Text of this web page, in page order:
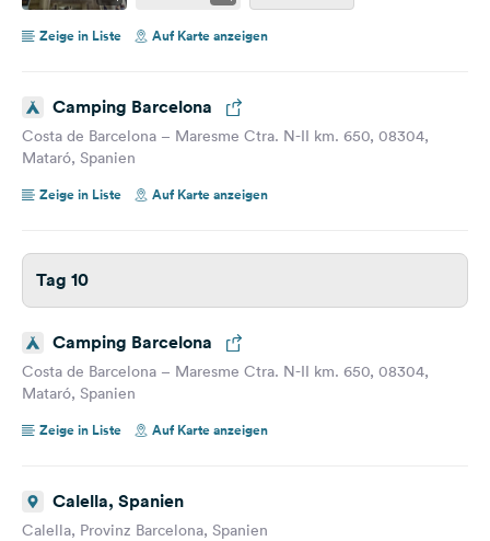
Zeige in Liste Auf Karte anzeigen
Camping Barcelona
Costa de Barcelona – Maresme Ctra. N-II km. 650, 08304,
Mataró, Spanien
Zeige in Liste
Auf Karte anzeigen
Tag 10
Camping Barcelona
Costa de Barcelona – Maresme Ctra. N-II km. 650, 08304,
Mataró, Spanien
Zeige in Liste
Auf Karte anzeigen
Calella, Spanien
Calella, Provinz Barcelona, Spanien